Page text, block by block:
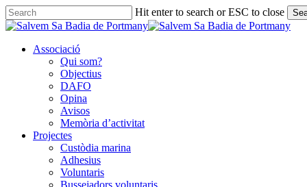
Skip
to
content
Hit enter to search or ESC to close
Close
Associació
Qui som?
Objectius
DAFO
Opina
Avisos
Memòria d’activitat
Projectes
Custòdia marina
Adhesius
Voluntaris
Bussejadors voluntaris